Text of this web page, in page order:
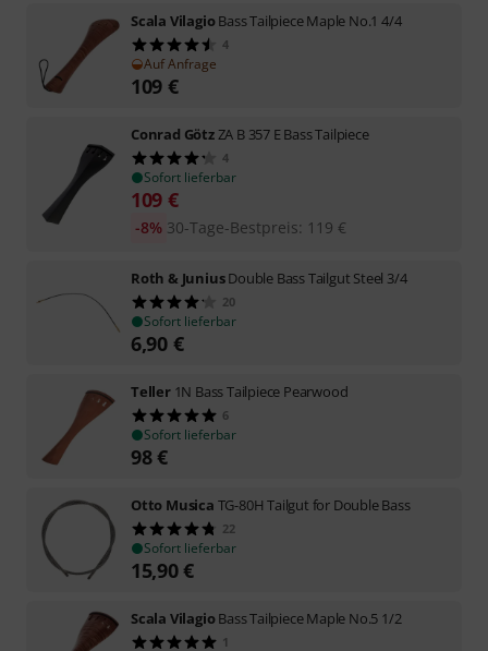
Scala VilagioBass Tailpiece Maple No.1 4/4
4
Auf Anfrage
109 €
Conrad GötzZA B 357 E Bass Tailpiece
4
Sofort lieferbar
109 €
30-Tage-Bestpreis: 119 €
-8%
Roth & JuniusDouble Bass Tailgut Steel 3/4
20
Sofort lieferbar
6,90 €
Teller 1N Bass Tailpiece Pearwood
6
Sofort lieferbar
98€
Otto Musica TG-80H Tailgut for Double Bass
22
Sofort lieferbar
15,90€
Scala VilagioBass Tailpiece Maple No.5 1/2
1